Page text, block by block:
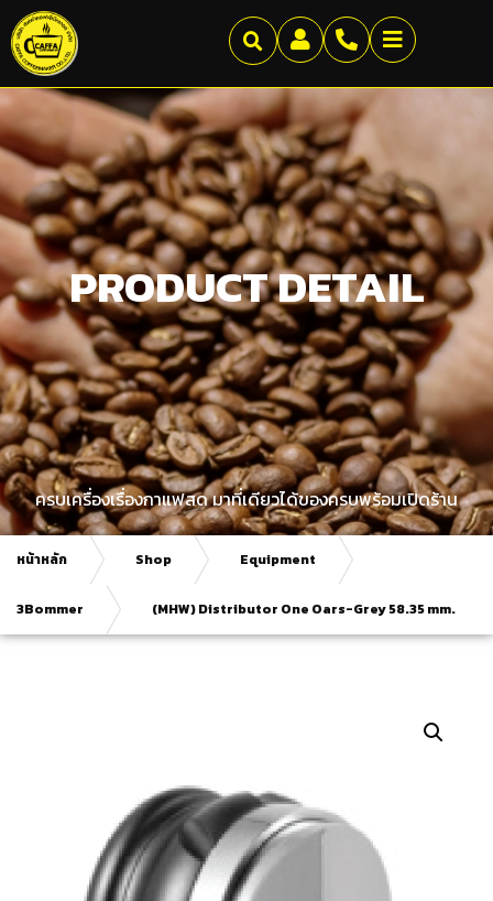
PRODUCT DETAIL
ครบเครื่องเรื่องกาแฟสด มาที่เดียวได้ของครบพร้อมเปิดร้าน
หน้าหลัก Shop Equipment
3Bommer (MHW) Distributor One Oars-Grey 58.35 mm.